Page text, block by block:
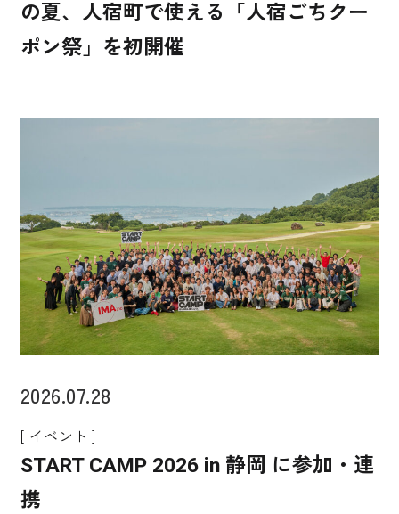
の夏、人宿町で使える「人宿ごちクー
ポン祭」を初開催
2026.07.28
[ イベント ]
START CAMP 2026 in 静岡 に参加・連
携